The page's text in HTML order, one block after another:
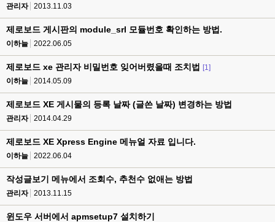
관리자 2013.11.03
제로보드 게시판의 module_srl 모듈번호 확인하는 방법.
이하늘 2022.06.05
제로보드 xe 관리자 비밀번호 잊어버렸을때 조치법
[1]
이하늘
2014.05.09
제로보드 XE 게시물의 등록 날짜 (글쓴 날짜) 변경하는 방법
관리자 2014.04.29
제로보드 XE Xpress Engine 메뉴얼 자료 입니다.
이하늘 2022.06.04
작성글보기 메뉴에서 조회수, 추천수 없애는 방법
관리자 2013.11.15
윈도우 서버에서 apmsetup7 설치하기